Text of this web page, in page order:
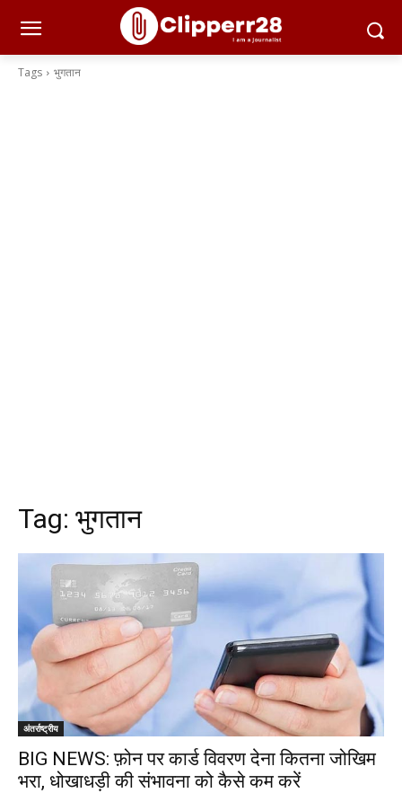
Tags भुगतान
Tag: भुगतान
अंतर्राष्ट्रीय
BIG NEWS: फ़ोन पर कार्ड विवरण देना कितना जोखिम
भरा, धोखाधड़ी की संभावना को कैसे कम करें